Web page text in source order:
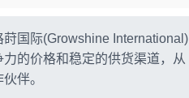
国际(Growshine International)
的价格和稳定的供货渠道，从
伴。